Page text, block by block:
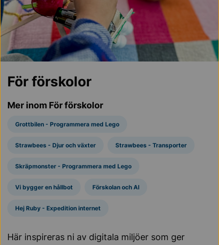
För förskolor
Mer inom För förskolor
Grottbilen - Programmera med Lego
Strawbees - Djur och växter Strawbees - Transporter
Skräpmonster - Programmera med Lego
Vi bygger en hållbot Förskolan och AI
Hej Ruby - Expedition internet
Här inspireras ni av digitala miljöer som ger